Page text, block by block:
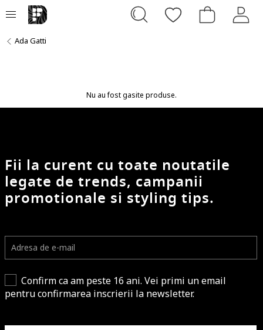
Ada Gatti
Nu au fost gasite produse.
Fii la curent cu toate noutatile
legate de trends, campanii
promotionale si styling tips.
Confirm ca am peste 16 ani. Vei primi un email
pentru confirmarea inscrierii la newsletter.